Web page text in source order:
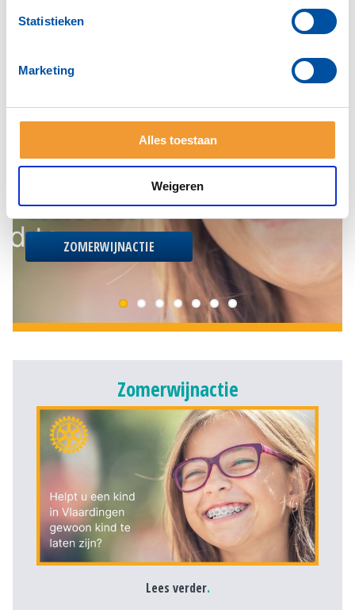
Statistieken
Marketing
Alles toestaan
Weigeren
ZOMERWIJNACTIE VOOR HET
GOEDE DOEL
ZOMERWIJNACTIE
Zomerwijnactie
Lees verder.